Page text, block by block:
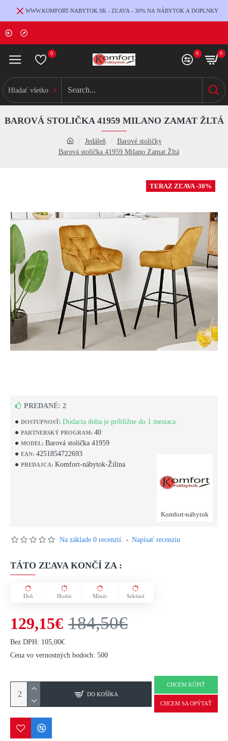
WWW.KOMFORT-NABYTOK.SK - ZĽAVA - 30% NA NÁBYTOK A DOPLNKY
0 0 0
Hladať všetko
Jedáleň
Barové stoličky
Barová stolička 41959 Milano Zamat Žltá
BAROVÁ STOLIČKA 41959 MILANO ZAMAT ŽLTÁ
TERAZ ZĽAVA -30%
DOSTUPNOSŤ: Dodacia doba je približne do 1 mesiaca.
PARTNERSKÝ PROGRAM: 40
MODEL: Barová stolička 41959
EAN: 4251854722693
PREDAJCA: Komfort-nábytok-Žilina
Komfort-nábytok
PREDANÉ: 2
Na základe 0 recenzií. - Napísať recenziu
TÁTO ZĽAVA KONČÍ ZA :
Deň Hodín Minút Sekúnd
129,15€ 184,50€
Bez DPH: 105,00€
Cena vo vernostných bodoch: 500
DO KOŠÍKA
CHCEM KÚPIŤ
CHCEM SA OPÝTAŤ